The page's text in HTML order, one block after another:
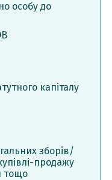
особу до
капіталу
зборів/
продажу
тощо